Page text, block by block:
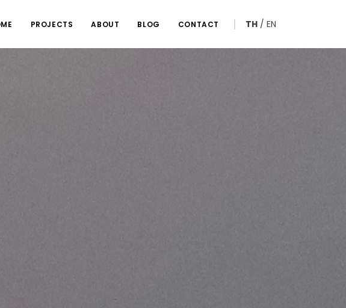
TH / EN
PROJECTS ABOUT BLOG CONTACT